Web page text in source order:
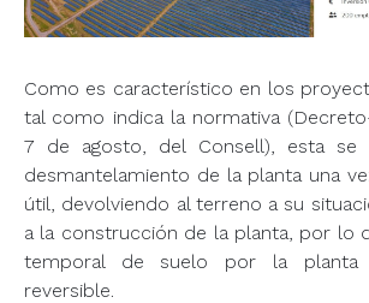
Como es característico en los
tal como indica la normativa
7 de agosto, del Consell), esta se
desmantelamiento de la planta una
útil, devolviendo al terreno a su
a la construcción de la planta, por lo
temporal de suelo por la planta
reversible.